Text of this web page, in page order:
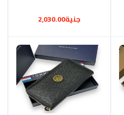
جنية2,030.00